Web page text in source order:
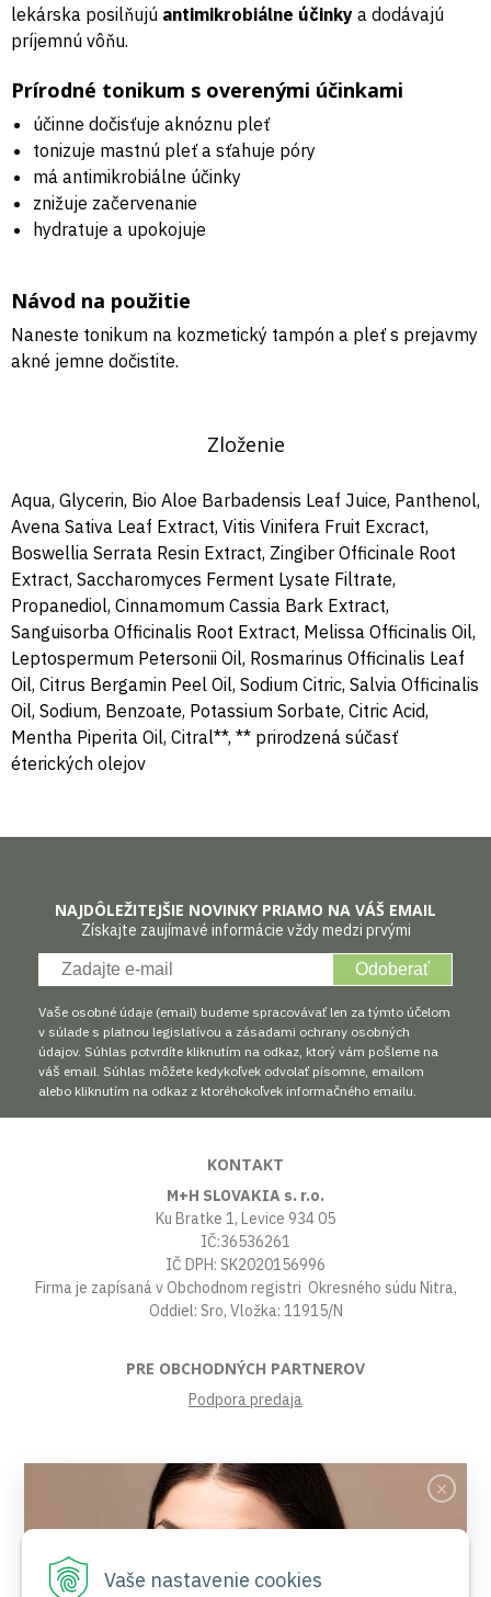
Vaše nastavenie cookies
lekárska posilňujú antimikrobiálne účinky a dodávajú
príjemnú vôňu.
Prírodné tonikum s overenými účinkami
účinne dočisťuje aknóznu pleť
tonizuje mastnú pleť a sťahuje póry
má antimikrobiálne účinky
znižuje začervenanie
hydratuje a upokojuje
Návod na použitie
Naneste tonikum na kozmetický tampón a pleť s prejavmy
akné jemne dočistite.
Zloženie
Aqua, Glycerin, Bio Aloe Barbadensis Leaf Juice, Panthenol,
Avena Sativa Leaf Extract, Vitis Vinifera Fruit Excract,
Boswellia Serrata Resin Extract, Zingiber Officinale Root
Extract, Saccharomyces Ferment Lysate Filtrate,
Propanediol, Cinnamomum Cassia Bark Extract,
Sanguisorba Officinalis Root Extract, Melissa Officinalis Oil,
Leptospermum Petersonii Oil, Rosmarinus Officinalis Leaf
Oil, Citrus Bergamin Peel Oil, Sodium Citric, Salvia Officinalis
Oil, Sodium, Benzoate, Potassium Sorbate, Citric Acid,
Mentha Piperita Oil, Citral**, ** prirodzená súčasť
éterických olejov
NAJDÔLEŽITEJŠIE NOVINKY PRIAMO NA VÁŠ EMAIL
Získajte zaujímavé informácie vždy medzi prvými
Odoberať
Vaše osobné údaje (email) budeme spracovávať len za týmto účelom
v súlade s platnou legislatívou a zásadami ochrany osobných
údajov. Súhlas potvrdíte kliknutím na odkaz, ktorý vám pošleme na
váš email. Súhlas môžete kedykoľvek odvolať písomne, emailom
alebo kliknutím na odkaz z ktoréhokoľvek informačného emailu.
KONTAKT
M+H SLOVAKIA s. r.o.
Ku Bratke 1, Levice 934 05
IČ:36536261
IČ DPH: SK2020156996
Firma je zapísaná v Obchodnom registri Okresného súdu Nitra,
Oddiel: Sro, Vložka: 11915/N
PRE OBCHODNÝCH PARTNEROV
Podpora predaja
VŠETKO O NÁKUPE
Obchodné podmienky
Platby a poštovné
Ochrana osobných údajov